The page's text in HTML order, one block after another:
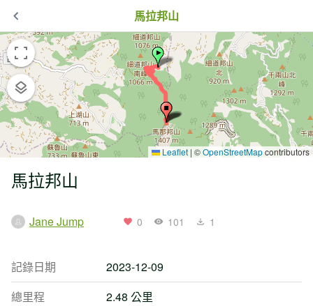
馬拉邦山
Leaflet | ©OpenStreetMapcontributors
馬拉邦山
Jane Jump 0 101 1
記錄日期
2023-12-09
總里程
2.48 公里